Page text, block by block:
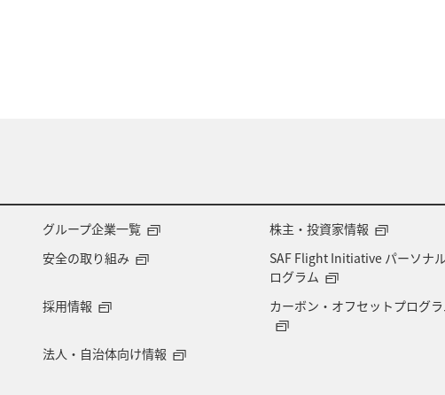
グループ企業一覧
株主・投資家情報
安全の取り組み
SAF Flight Initiative パーソナ
ログラム
採用情報 カーボン・オフセットプログ
法人・自治体向け情報